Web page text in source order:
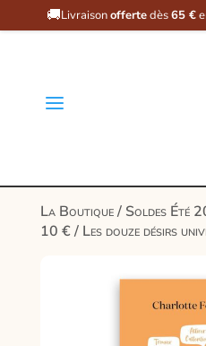
🚚Livraisonoffertedès65 €
a
La Boutique/ Soldes Été
10 €/ Les douze désirs